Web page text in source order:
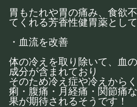
胃もたれや胃の痛み、食欲
てくれる芳香性健胃薬とし
・血流を改善
体の冷えを取り除いて、血
成分が含まれており
そのため冷え症や冷えから
痢・腹痛・月経痛・関節痛
果が期待されるそうです！